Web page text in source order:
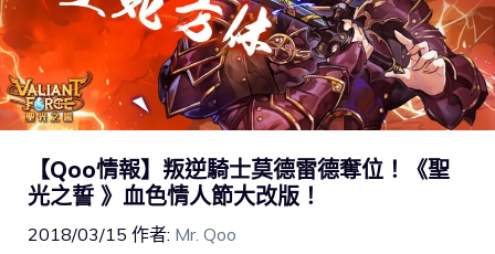
【Qoo情報】叛逆騎士莫德雷德奪位！《聖
光之誓 》血色情人節大改版！
2018/03/15 作者: Mr. Qoo